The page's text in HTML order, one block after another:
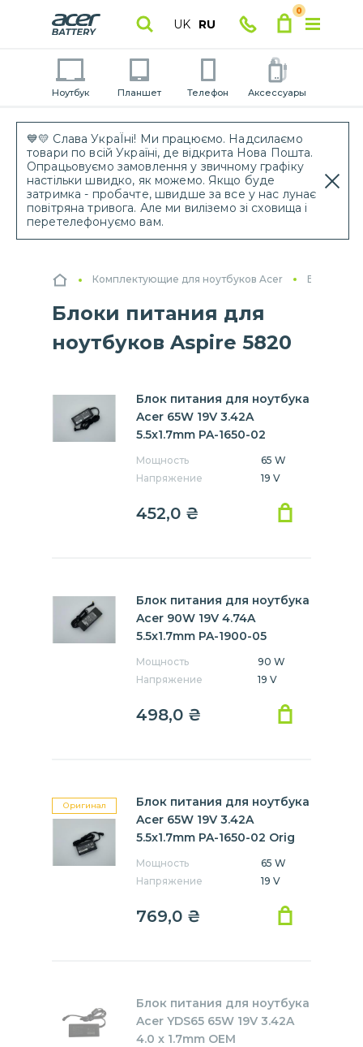
💙💛 Слава УкраЇні! Ми працюємо. Надсилаємо
товари по всій Україні, де відкрита Нова Пошта.
Опрацьовуємо замовлення у звичному графіку
настільки швидко, як можемо. Якщо буде
затримка - пробачте, швидше за все у нас лунає
повітряна тривога. Але ми виліземо зі сховища і
перетелефонуємо вам.
UK RU
0
Ноутбук Планшет Телефон Аксессуары
Комплектующие для ноутбуков Acer Блоки
Блоки питания для
ноутбуков Aspire 5820
Блок питания для ноутбука
Acer 65W 19V 3.42A
5.5x1.7mm PA-1650-02
Мощность
65 W
Напряжение
19 V
452,0 ₴
Блок питания для ноутбука
Acer 90W 19V 4.74A
5.5x1.7mm PA-1900-05
Мощность
90 W
Напряжение
19 V
498,0 ₴
Оригинал
Блок питания для ноутбука
Acer 65W 19V 3.42A
5.5x1.7mm PA-1650-02 Orig
Мощность
65 W
Напряжение
19 V
769,0 ₴
Блок питания для ноутбука
Acer YDS65 65W 19V 3.42A
4.0 x 1.7mm OEM